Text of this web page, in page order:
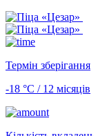
Термін зберігання
-18 °С / 12 місяців